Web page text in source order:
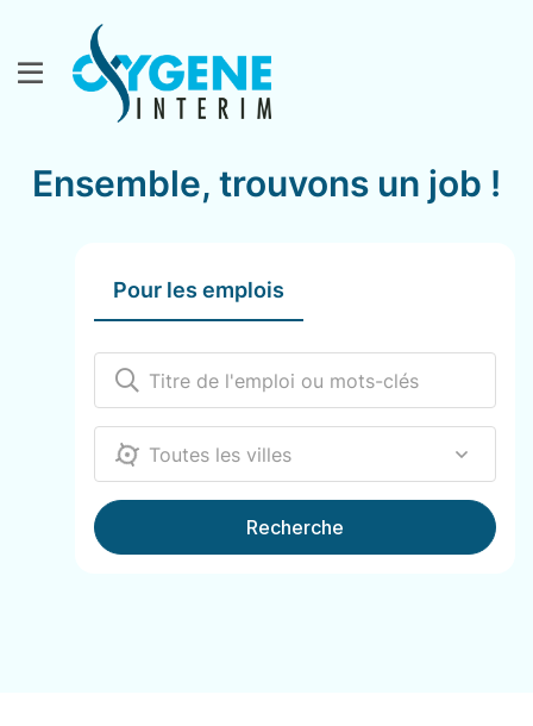
Ensemble, trouvons un job !
Pour les emplois
12000
Recherche